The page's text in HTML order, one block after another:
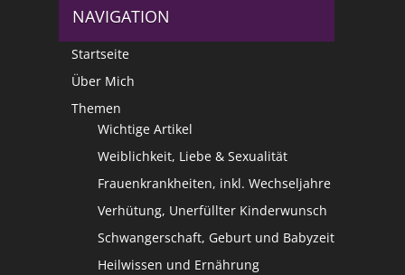
NAVIGATION
Startseite
Über Mich
Themen
Wichtige Artikel
Weiblichkeit, Liebe & Sexualität
Frauenkrankheiten, inkl. Wechseljahre
Verhütung, Unerfüllter Kinderwunsch
Schwangerschaft, Geburt und Babyzeit
Heilwissen und Ernährung